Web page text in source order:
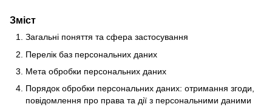
Зміст
Загальні поняття та сфера застосування
Перелік баз персональних даних
Мета обробки персональних даних
Порядок обробки персональних даних: отримання згоди,
повідомлення про права та дії з персональними даними